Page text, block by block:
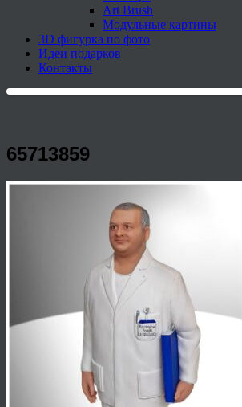
Art Brush
Модульные картины
3D фигурка по фото
Идеи подарков
Контакты
65713859